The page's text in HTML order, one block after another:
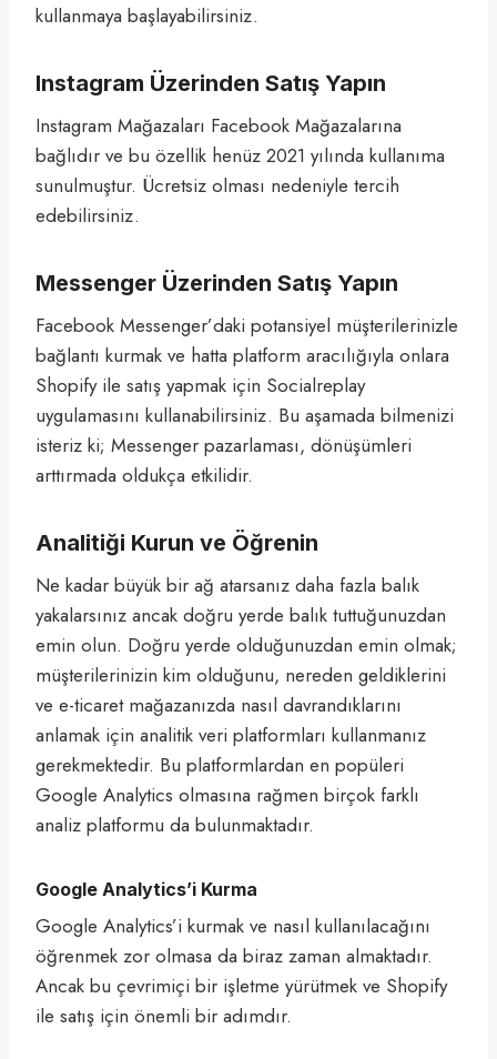
kullanmaya başlayabilirsiniz.
Instagram Üzerinden Satış Yapın
Instagram Mağazaları Facebook Mağazalarına
bağlıdır ve bu özellik henüz 2021 yılında kullanıma
sunulmuştur. Ücretsiz olması nedeniyle tercih
edebilirsiniz.
Messenger Üzerinden Satış Yapın
Facebook Messenger’daki potansiyel müşterilerinizle
bağlantı kurmak ve hatta platform aracılığıyla onlara
Shopify ile satış yapmak için Socialreplay
uygulamasını kullanabilirsiniz. Bu aşamada bilmenizi
isteriz ki; Messenger pazarlaması, dönüşümleri
arttırmada oldukça etkilidir.
Analitiği Kurun ve Öğrenin
Ne kadar büyük bir ağ atarsanız daha fazla balık
yakalarsınız ancak doğru yerde balık tuttuğunuzdan
emin olun. Doğru yerde olduğunuzdan emin olmak;
müşterilerinizin kim olduğunu, nereden geldiklerini
ve e-ticaret mağazanızda nasıl davrandıklarını
anlamak için analitik veri platformları kullanmanız
gerekmektedir. Bu platformlardan en popüleri
Google Analytics olmasına rağmen birçok farklı
analiz platformu da bulunmaktadır.
Google Analytics’i Kurma
Google Analytics’i kurmak ve nasıl kullanılacağını
öğrenmek zor olmasa da biraz zaman almaktadır.
Ancak bu çevrimiçi bir işletme yürütmek ve Shopify
ile satış için önemli bir adımdır.